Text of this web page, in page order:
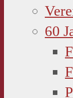
60